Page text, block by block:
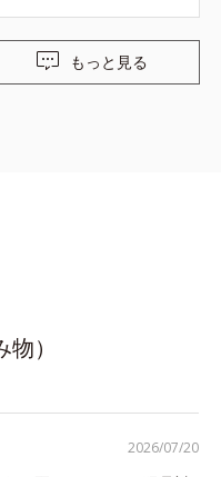
もっと見る
）
2026/07/20